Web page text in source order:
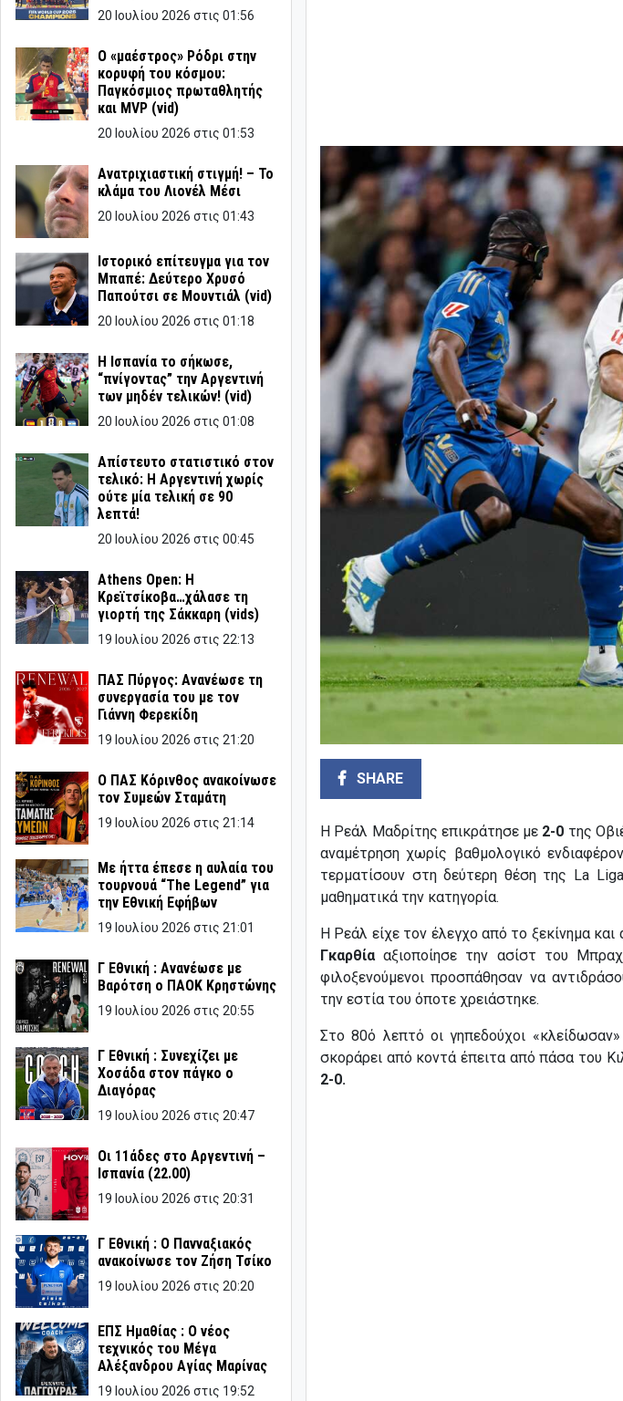
20 Ιουλίου 2026 στις 01:56
Ο «μαέστρος» Ρόδρι στην
κορυφή του κόσμου:
Παγκόσμιος πρωταθλητής
και MVP (vid)
20 Ιουλίου 2026 στις 01:53
Ανατριχιαστική στιγμή! – Το
κλάμα του Λιονέλ Μέσι
20 Ιουλίου 2026 στις 01:43
Ιστορικό επίτευγμα για τον
Μπαπέ: Δεύτερο Χρυσό
Παπούτσι σε Μουντιάλ (vid)
20 Ιουλίου 2026 στις 01:18
Η Ισπανία το σήκωσε,
“πνίγοντας” την Αργεντινή
των μηδέν τελικών! (vid)
20 Ιουλίου 2026 στις 01:08
Απίστευτο στατιστικό στον
τελικό: Η Αργεντινή χωρίς
ούτε μία τελική σε 90
λεπτά!
20 Ιουλίου 2026 στις 00:45
Athens Open: Η
Κρεϊτσίκοβα…χάλασε τη
γιορτή της Σάκκαρη (vids)
19 Ιουλίου 2026 στις 22:13
ΠΑΣ Πύργος: Ανανέωσε τη
συνεργασία του με τον
Γιάννη Φερεκίδη
19 Ιουλίου 2026 στις 21:20
Ο ΠΑΣ Κόρινθος ανακοίνωσε
τον Συμεών Σταμάτη
19 Ιουλίου 2026 στις 21:14
Με ήττα έπεσε η αυλαία του
τουρνουά “The Legend” για
την Εθνική Εφήβων
19 Ιουλίου 2026 στις 21:01
Γ Εθνική : Ανανέωσε με
Βαρότση ο ΠΑΟΚ Κρηστώνης
19 Ιουλίου 2026 στις 20:55
Γ Εθνική : Συνεχίζει με
Χοσάδα στον πάγκο ο
Διαγόρας
19 Ιουλίου 2026 στις 20:47
Οι 11άδες στο Αργεντινή –
Ισπανία (22.00)
19 Ιουλίου 2026 στις 20:31
Γ Εθνική : Ο Πανναξιακός
ανακοίνωσε τον Ζήση Τσίκο
19 Ιουλίου 2026 στις 20:20
ΕΠΣ Ημαθίας : Ο νέος
τεχνικός του Μέγα
Αλέξανδρου Αγίας Μαρίνας
19 Ιουλίου 2026 στις 19:52
SHARE
Η Ρεάλ Μαδρίτης επικράτησε με 2-0 της
αναμέτρηση χωρίς βαθμολογικό
τερματίσουν στη δεύτερη θέση της La
μαθηματικά την κατηγορία.
Η Ρεάλ είχε τον έλεγχο από το ξεκίνημα και
Γκαρθία αξιοποίησε την ασίστ του
φιλοξενούμενοι προσπάθησαν να
την εστία του όποτε χρειάστηκε.
Στο 80ό λεπτό οι γηπεδούχοι
σκοράρει από κοντά έπειτα από πάσα του
2-0.